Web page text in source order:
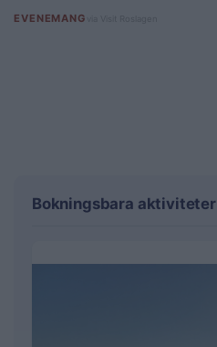
Bokningsbara aktiviteter